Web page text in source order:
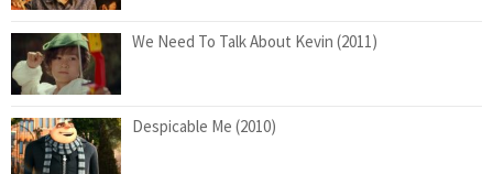
We Need To Talk About Kevin (2011)
Despicable Me (2010)